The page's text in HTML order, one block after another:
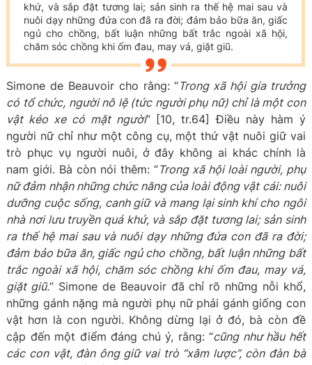
khứ, và sắp đặt tương lai; sản sinh ra thế hệ mai sau và
nuôi dạy những đứa con đã ra đời; đảm bảo bữa ăn, giấc
ngủ cho chồng, bất luận những bất trắc ngoài xã hội,
chăm sóc chồng khi ốm đau, may vá, giặt giũ.
Simone de Beauvoir cho rằng: “Trong xã hội gia trưởng
có tổ chức, người nô lệ (tức người phụ nữ) chỉ là một con
vật kéo xe có mặt người” [10, tr.64] Điều này hàm ý
người nữ chỉ như một công cụ, một thứ vật nuôi giữ vai
trò phục vụ người nuôi, ở đây không ai khác chính là
nam giới. Bà còn nói thêm: “Trong xã hội loài người, phụ
nữ đảm nhận những chức năng của loài động vật cái: nuôi
dưỡng cuộc sống, canh giữ và mang lại sinh khí cho ngôi
nhà nơi lưu truyền quá khứ, và sắp đặt tương lai; sản sinh
ra thế hệ mai sau và nuôi dạy những đứa con đã ra đời;
đảm bảo bữa ăn, giấc ngủ cho chồng, bất luận những bất
trắc ngoài xã hội, chăm sóc chồng khi ốm đau, may vá,
giặt giũ.” Simone de Beauvoir đã chỉ rõ những nỗi khổ,
những gánh nặng mà người phụ nữ phải gánh giống con
vật hơn là con người. Không dừng lại ở đó, bà còn đề
cập đến một điểm đáng chú ý, rằng: “cũng như hầu hết
các con vật, đàn ông giữ vai trò “xâm lược”, còn đàn bà